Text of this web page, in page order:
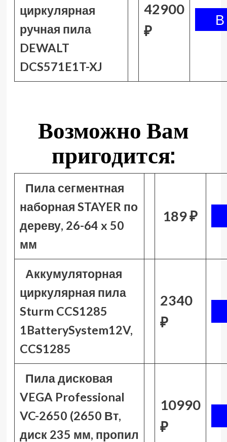
циркулярная
ручная пила
DEWALT
DCS571E1T-XJ
42900
₽
Возможно Вам
пригодится:
Пила сегментная
наборная STAYER по
дереву, 26-64 x 50
мм
189 ₽
Аккумуляторная
циркулярная пила
Sturm CCS1285
1BatterySystem12V,
CCS1285
2340
₽
Пила дисковая
VEGA Professional
VC-2650 (2650 Вт,
диск 235 мм, пропил
10990
₽